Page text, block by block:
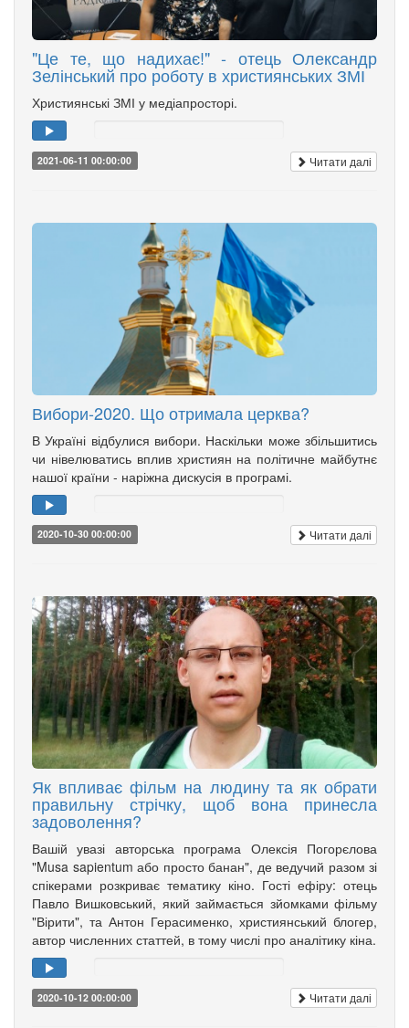
"Це те, що надихає!" - отець Олександр
Зелінський про роботу в християнських ЗМІ
Християнські ЗМІ у медіапросторі.
2021-06-11 00:00:00 Читати далі
Вибори-2020. Що отримала церква?
В Україні відбулися вибори. Наскільки може збільшитись
чи нівелюватись вплив християн на політичне майбутнє
нашої країни - наріжна дискусія в програмі.
2020-10-30 00:00:00 Читати далі
Як впливає фільм на людину та як обрати
правильну стрічку, щоб вона принесла
задоволення?
Вашій увазі авторська програма Олексія Погорєлова
"Musa sapientum або просто банан", де ведучий разом зі
спікерами розкриває тематику кіно. Гості ефіру: отець
Павло Вишковський, який займається зйомками фільму
"Вірити", та Антон Герасименко, християнський блогер,
автор численних статтей, в тому числі про аналітику кіна.
2020-10-12 00:00:00 Читати далі